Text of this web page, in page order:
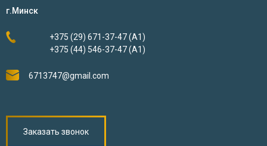
г.Минск
+375 (29) 671-37-47 (А1)
+375 (44) 546-37-47 (А1)
6713747@gmail.com
Заказать звонок